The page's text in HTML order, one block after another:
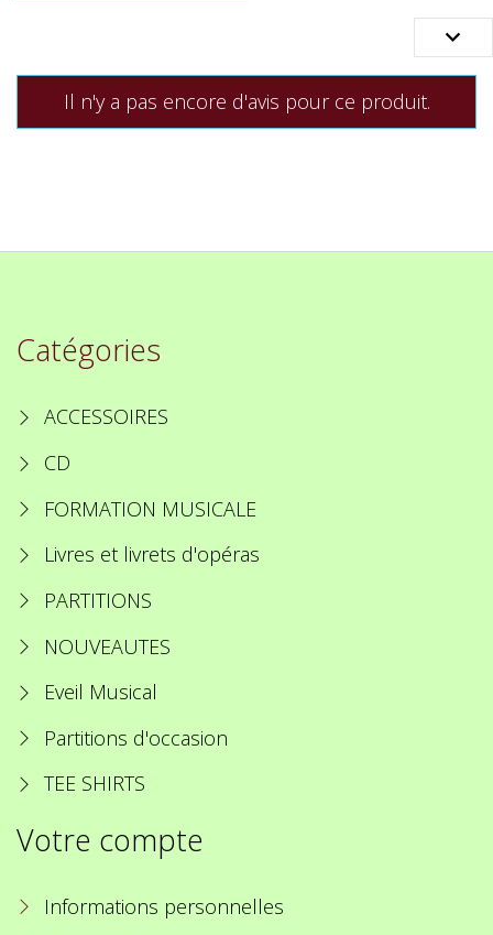

Il n'y a pas encore d'avis pour ce produit.
Catégories
ACCESSOIRES
CD
FORMATION MUSICALE
Livres et livrets d'opéras
PARTITIONS
NOUVEAUTES
Eveil Musical
Partitions d'occasion
TEE SHIRTS
Votre compte
Informations personnelles